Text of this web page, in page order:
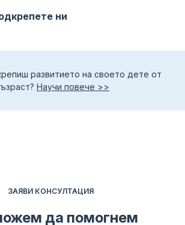
ни
развитието на своето дете от
Научи повече >>
ЗАЯВИ КОНСУЛТАЦИЯ
да помогнем